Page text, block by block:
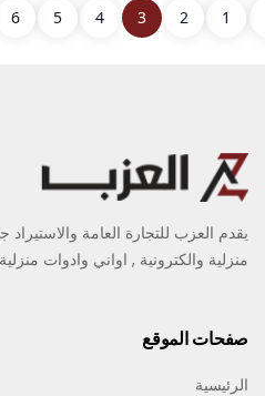
4
العزب للتجارة العامة والاستيراد
والكترونية , اواني وادوات منزلية
الموقع